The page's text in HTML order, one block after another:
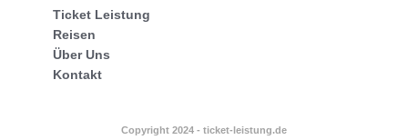
Ticket Leistung
Reisen
Über Uns
Kontakt
Copyright 2024 - ticket-leistung.de